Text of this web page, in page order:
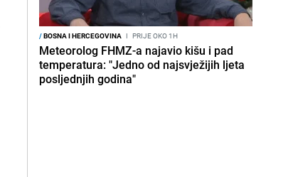
/BOSNA I HERCEGOVINA I PRIJE OKO 1H
Meteorolog FHMZ-a najavio kišu i pad
temperatura: "Jedno od najsvježijih ljeta
posljednjih godina"